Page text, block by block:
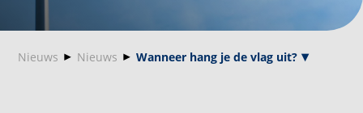
Nieuws Nieuws Wanneer hang je de vlag uit?